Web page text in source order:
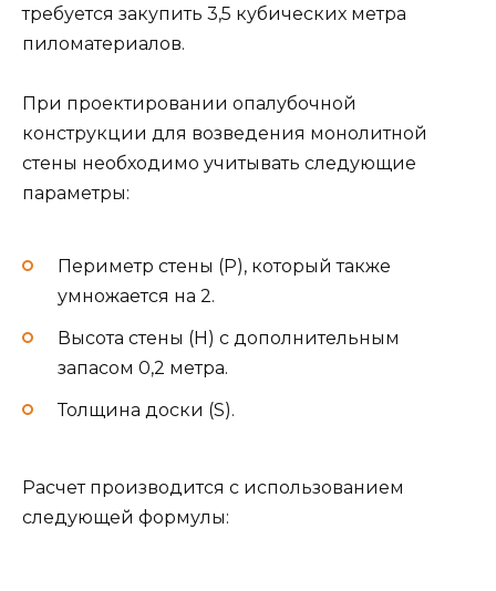
требуется закупить 3,5 кубических метра
пиломатериалов.
При проектировании опалубочной
конструкции для возведения монолитной
стены необходимо учитывать следующие
параметры:
Периметр стены (Р), который также
умножается на 2.
Высота стены (H) с дополнительным
запасом 0,2 метра.
Толщина доски (S).
Расчет производится с использованием
следующей формулы: